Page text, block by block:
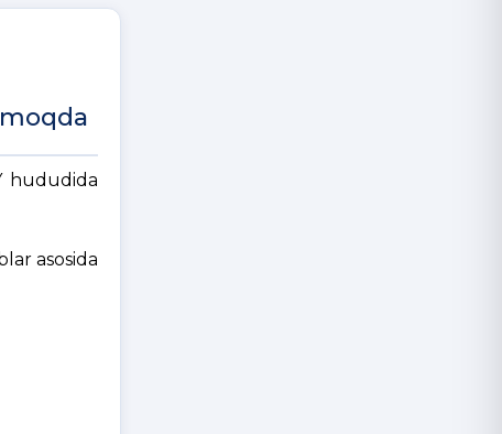
hududida
asosida